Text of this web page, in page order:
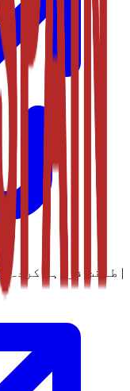
| طاقت فراہم کردہ